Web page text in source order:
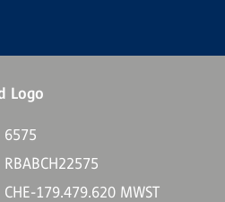
6575
RBABCH22575
CHE-179.479.620 MWST